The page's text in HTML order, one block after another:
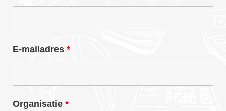
E-mailadres *
Organisatie *